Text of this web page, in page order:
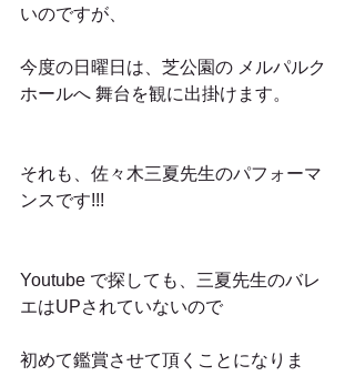
いのですが、
今度の日曜日は、芝公園の メルパルク
ホールへ 舞台を観に出掛けます。
それも、佐々木三夏先生のパフォーマ
ンスです!!!
Youtube で探しても、三夏先生のバレ
エはUPされていないので
初めて鑑賞させて頂くことになりま